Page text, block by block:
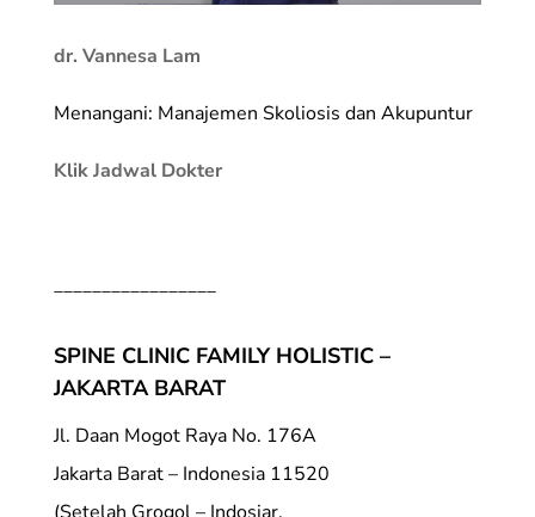
dr. Vannesa Lam
Menangani: Manajemen Skoliosis dan Akupuntur
Klik Jadwal Dokter
_________________
SPINE CLINIC FAMILY HOLISTIC –
JAKARTA BARAT
Jl. Daan Mogot Raya No. 176A
Jakarta Barat – Indonesia 11520